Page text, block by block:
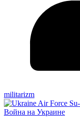
militarizm
Война на Украине